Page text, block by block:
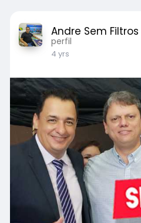
Andre Sem Filtros
perfil
4 yrs